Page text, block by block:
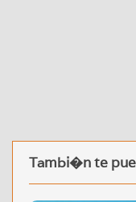
Tambi�n te